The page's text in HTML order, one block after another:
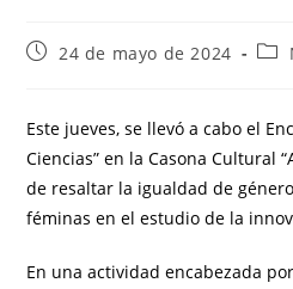
24 de mayo de 2024
Este jueves, se llevó a cabo el
Ciencias” en la Casona Cultural
de resaltar la igualdad de
féminas en el estudio de la
En una actividad encabezada